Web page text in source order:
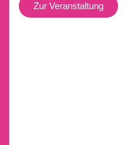
Zur Veranstaltung